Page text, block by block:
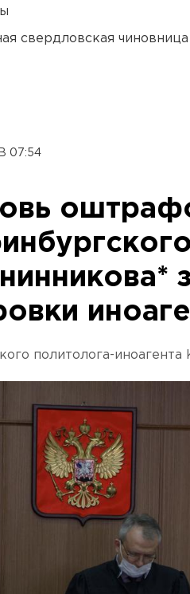
свердловская
07:54
политолога-